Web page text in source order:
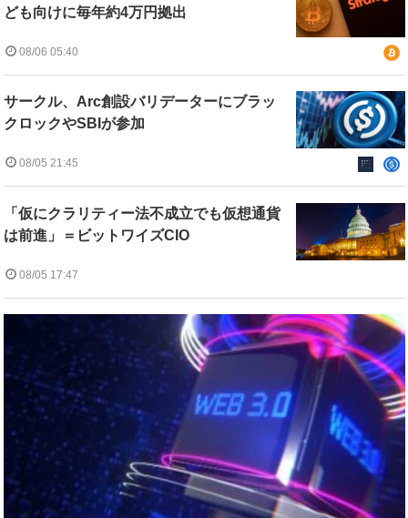
ども向けに毎年約4万円拠出
08/06 05:40
サークル、Arc創設バリデーターにブラッ
クロックやSBIが参加
08/05 21:45
「仮にクラリティー法不成立でも仮想通貨
は前進」＝ビットワイズCIO
08/05 17:47